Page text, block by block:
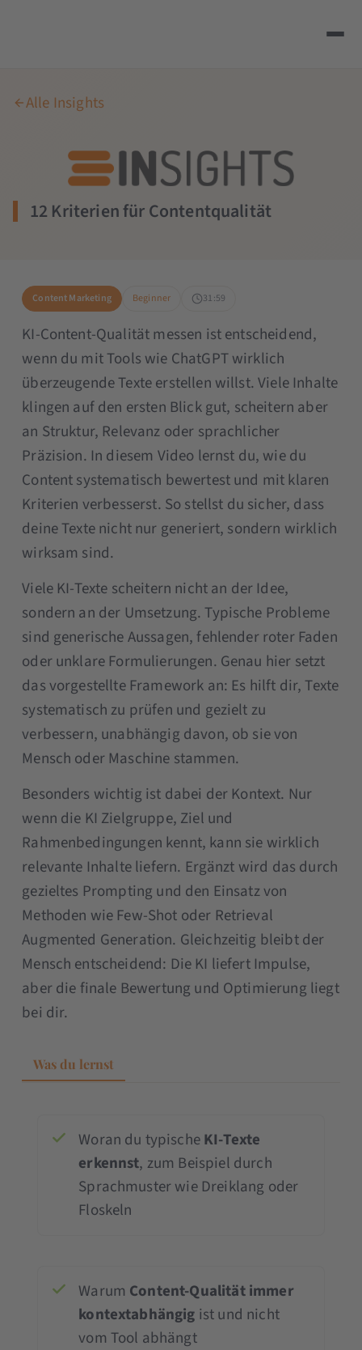
Alle Insights
12 Kriterien für Contentqualität
Content Marketing Beginner 31:59
KI-Content-Qualität messen ist entscheidend,
wenn du mit Tools wie ChatGPT wirklich
überzeugende Texte erstellen willst. Viele Inhalte
klingen auf den ersten Blick gut, scheitern aber
an Struktur, Relevanz oder sprachlicher
Präzision. In diesem Video lernst du, wie du
Content systematisch bewertest und mit klaren
Kriterien verbesserst. So stellst du sicher, dass
deine Texte nicht nur generiert, sondern wirklich
wirksam sind.
Viele KI-Texte scheitern nicht an der Idee,
sondern an der Umsetzung. Typische Probleme
sind generische Aussagen, fehlender roter Faden
oder unklare Formulierungen. Genau hier setzt
das vorgestellte Framework an: Es hilft dir, Texte
systematisch zu prüfen und gezielt zu
verbessern, unabhängig davon, ob sie von
Mensch oder Maschine stammen.
Besonders wichtig ist dabei der Kontext. Nur
wenn die KI Zielgruppe, Ziel und
Rahmenbedingungen kennt, kann sie wirklich
relevante Inhalte liefern. Ergänzt wird das durch
gezieltes Prompting und den Einsatz von
Methoden wie Few-Shot oder Retrieval
Augmented Generation. Gleichzeitig bleibt der
Mensch entscheidend: Die KI liefert Impulse,
aber die finale Bewertung und Optimierung liegt
bei dir.
Was du lernst
Woran du typischeKI-Texte
erkennst, zum Beispiel durch
Sprachmuster wie Dreiklang oder
Floskeln
Warum Content-Qualität immer
kontextabhängig ist und nicht
vom Tool abhängt